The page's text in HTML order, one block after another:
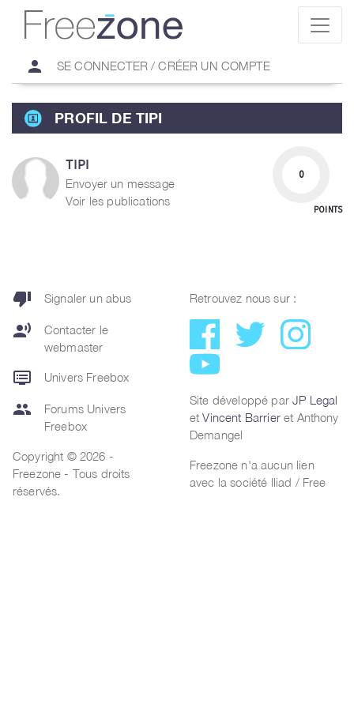
person SE CONNECTER / CRÉER UN COMPTE
PROFIL DE TIPI
TIPI
Envoyer un message
Voir les publications
0
POINTS
thumb_down Signaler un abus
record_voice_over
Contacter le
webmaster
dvr Univers Freebox
group
Forums Univers
Freebox
Copyright © 2026 -
Freezone - Tous droits
réservés.
Retrouvez nous sur :
Site développé parJP Legal
etVincent Barrieret Anthony
Demangel
Freezone n'a aucun lien
avec la société Iliad / Free